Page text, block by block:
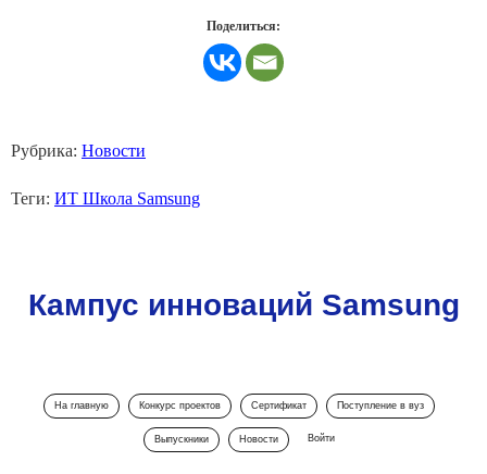
Поделиться:
Рубрика: Новости
Теги: ИТ Школа Samsung
Кампус инноваций Samsung
На главную Конкурс проектов Сертификат Поступление в вуз
Выпускники Новости Войти